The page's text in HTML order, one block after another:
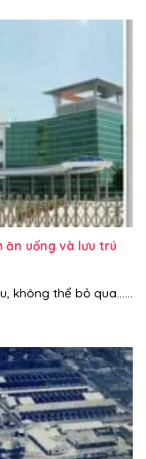
ăn uống và lưu trú
không thể bỏ qua......